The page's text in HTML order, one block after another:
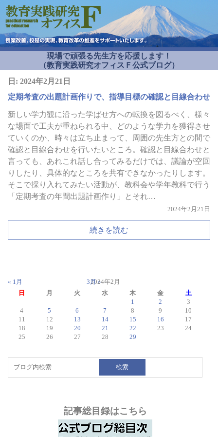
現場で頑張る先生方を応援します！
（教育実践研究オフィスＦ公式ブログ）
日: 2024年2月21日
定期考査の出題計画作りで、指導目標の確認と目線合わせ
新しい学力観に沿った学ばせ方への転換を図るべく、様々
な場面で工夫が重ねられる中、どのような学力を獲得させ
ていくのか、時々は立ち止まって、周囲の先生方との間で
確認と目線合わせを行いたいところ。確認と目線合わせと
言っても、あれこれ話し合ってみるだけでは、議論が空回
りしたり、具体的なところを共有できなかったりします。
そこで採り入れてみたい活動が、教科会や学年教科で行う
「定期考査の年間出題計画作り」とそれ…
2024年2月21日
続きを読む
2024年2月
日
月 火 水 木 金
土
1
2
3
4
5 6 7 8 9
10
11
12 13 14 15 16
17
18
19 20 21 22 23
24
25
26 27 28 29
« 1月 3月 »
検索
記事総目録はこちら